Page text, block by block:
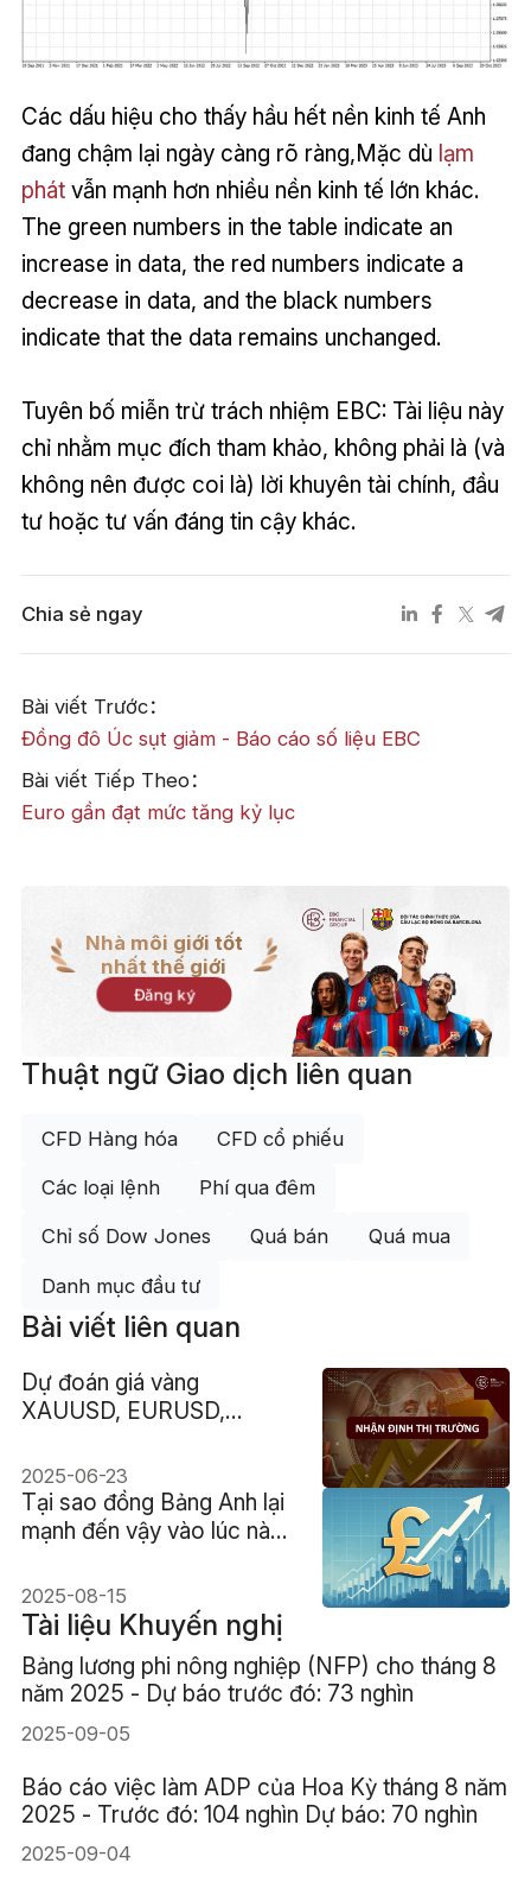
Các dấu hiệu cho thấy hầu hết nền kinh tế Anh
đang chậm lại ngày càng rõ ràng,Mặc dù lạm
phátvẫn mạnh hơn nhiều nền kinh tế lớn khác.
The green numbers in the table indicate an
increase in data, the red numbers indicate a
decrease in data, and the black numbers
indicate that the data remains unchanged.
Tuyên bố miễn trừ trách nhiệm EBC: Tài liệu này
chỉ nhằm mục đích tham khảo, không phải là (và
không nên được coi là) lời khuyên tài chính, đầu
tư hoặc tư vấn đáng tin cậy khác.
Chia sẻ ngay
Bài viết Trước：
Đồng đô Úc sụt giảm - Báo cáo số liệu EBC
Bài viết Tiếp Theo：
Euro gần đạt mức tăng kỷ lục
Nhà môi giới tốt
nhất thế giới
Đăng ký
Thuật ngữ Giao dịch liên quan
CFD Hàng hóa CFD cổ phiếu
Các loại lệnh Phí qua đêm
Chỉ số Dow Jones Quá bán Quá mua
Danh mục đầu tư
Bài viết liên quan
Dự đoán giá vàng
XAUUSD, EURUSD,
2025-06-23
Tại sao đồng Bảng Anh lại
mạnh đến vậy vào lúc này?
2025-08-15
Tài liệu Khuyến nghị
Bảng lương phi nông nghiệp (NFP) cho tháng 8
năm 2025 - Dự báo trước đó: 73 nghìn
2025-09-05
Báo cáo việc làm ADP của Hoa Kỳ tháng 8 năm
2025 - Trước đó: 104 nghìn Dự báo: 70 nghìn
2025-09-04